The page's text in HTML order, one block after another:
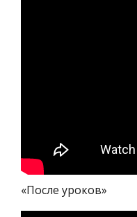
«После уроков»